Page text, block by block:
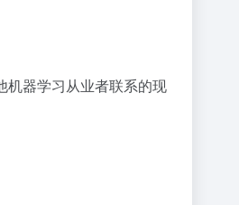
机器学习从业者联系的现